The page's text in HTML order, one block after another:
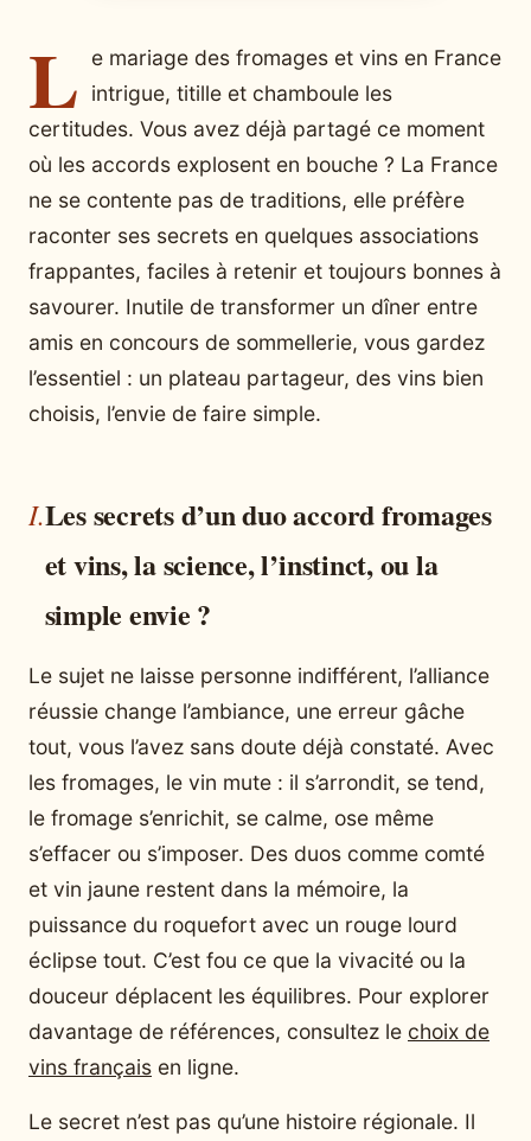
L
e mariage des fromages et vins en France
intrigue, titille et chamboule les
certitudes. Vous avez déjà partagé ce moment
où les accords explosent en bouche ? La France
ne se contente pas de traditions, elle préfère
raconter ses secrets en quelques associations
frappantes, faciles à retenir et toujours bonnes à
savourer. Inutile de transformer un dîner entre
amis en concours de sommellerie, vous gardez
l’essentiel : un plateau partageur, des vins bien
choisis, l’envie de faire simple.
Les secrets d’un duo accord fromages
et vins, la science, l’instinct, ou la
simple envie ?
Le sujet ne laisse personne indifférent, l’alliance
réussie change l’ambiance, une erreur gâche
tout, vous l’avez sans doute déjà constaté. Avec
les fromages, le vin mute : il s’arrondit, se tend,
le fromage s’enrichit, se calme, ose même
s’effacer ou s’imposer. Des duos comme comté
et vin jaune restent dans la mémoire, la
puissance du roquefort avec un rouge lourd
éclipse tout. C’est fou ce que la vivacité ou la
douceur déplacent les équilibres. Pour explorer
davantage de références, consultez le choix de
vins français en ligne.
Le secret n’est pas qu’une histoire régionale. Il